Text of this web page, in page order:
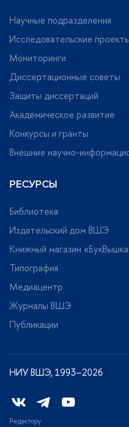
Научные подразделения
Исследовательские
Мониторинги
Диссертационные советы
Защиты диссертаций
Академическое развитие
Конкурсы и гранты
нешние научно-
РЕСУРСЫ
Библиотека
Издательский дом ВШЭ
Книжный магазин
Типография
Медиацентр
Журналы ВШЭ
Публикации
НИУ ВШЭ, 1993–2026
Редактору